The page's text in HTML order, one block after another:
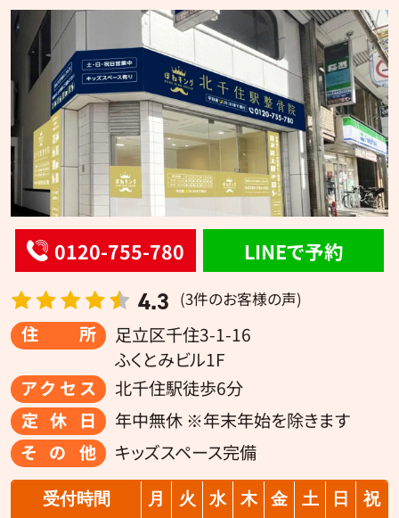
4.3 (3件のお客様の声)
住所
足立区千住3-1-16
ふくとみビル1F
アクセス
北千住駅徒歩6分
定休日
年中無休 ※年末年始を除きます
その他
キッズスペース完備
0120-755-780 LINEで予約
受付時間 月 火 水 木 金 土 日 祝